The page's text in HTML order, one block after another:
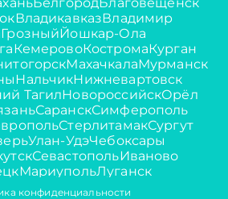
ВладикавказВладимир
ГрозныйЙошкар-Ола
КемеровоКостромаКурган
МахачкалаМурманск
НальчикНижневартовск
ТагилНовороссийскОрёл
СаранскСимферополь
СтерлитамакСургут
Улан-УдэЧебоксары
СевастопольИваново
МариупольЛуганск
конфиденциальности